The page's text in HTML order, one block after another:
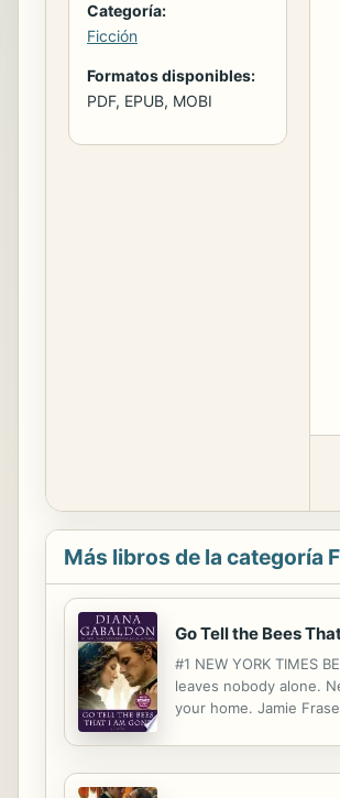
Categoría:
Ficción
Formatos disponibles:
PDF, EPUB, MOBI
Más libros de la categoría
Go Tell the Bees
#1 NEW YORK TIMES
leaves nobody alone.
your home. Jamie